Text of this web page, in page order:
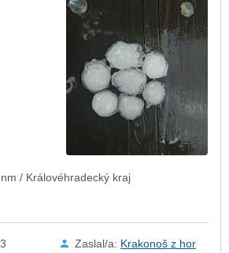
/ Královéhradecký kraj
Zaslal/a: Krakonoš z hor